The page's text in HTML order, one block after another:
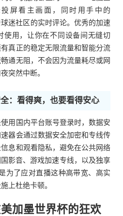
屏看主画面，同时用手中的
迷社区的实时评论。优秀的加速
使用，让你在不同设备间无缝切
真正的稳定无限流量和智能分流
通无阻，不会因为流量耗尽或网
突然中断。
：看得爽，也要看得安心
用国内平台账号登录时，数据安
器会通过数据安全加密和专线传
息和观看隐私，避免在公共网络
国影音、游戏加速专线，以及独享
为了应对直播这种高带宽、高实
上杜绝卡顿。
加墨世界杯的狂欢